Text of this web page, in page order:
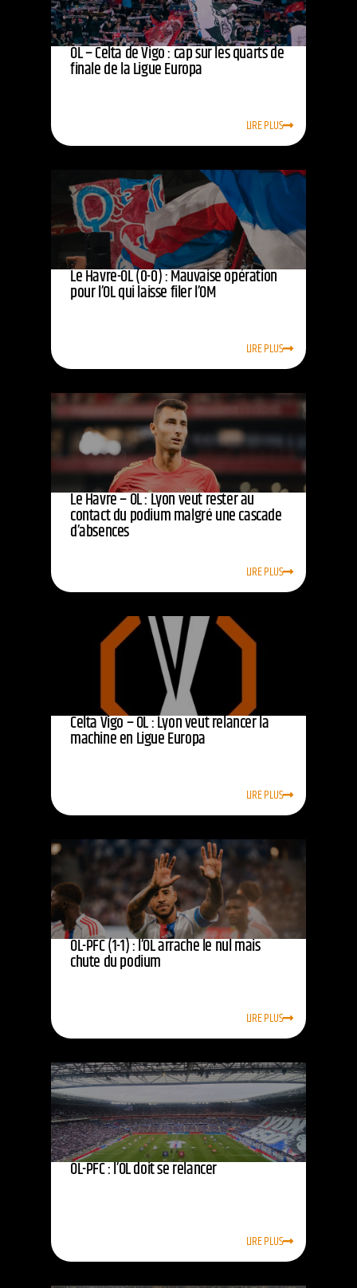
OL – Celta de Vigo : cap sur les quarts de
finale de la Ligue Europa
LIRE PLUS
Le Havre-OL (0-0) : Mauvaise opération
pour l’OL qui laisse filer l’OM
LIRE PLUS
Le Havre – OL : Lyon veut rester au
contact du podium malgré une cascade
d’absences
LIRE PLUS
Celta Vigo – OL : Lyon veut relancer la
machine en Ligue Europa
LIRE PLUS
OL-PFC (1-1) : l’OL arrache le nul mais
chute du podium
LIRE PLUS
OL-PFC : l’OL doit se relancer
LIRE PLUS